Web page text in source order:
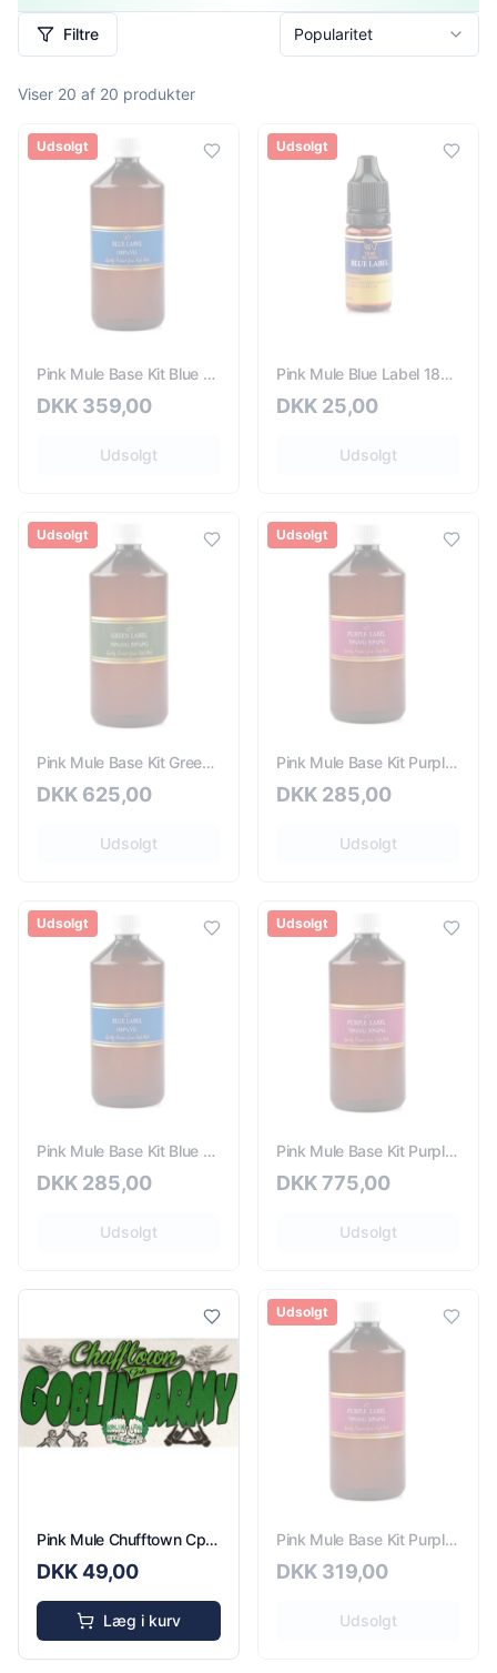
Filtre Popularitet
Viser 20 af 20 produkter
Udsolgt
Pink Mule Base Kit Blue Label 6mg - 330ml
DKK 359,00
Udsolgt
Udsolgt
Pink Mule Blue Label 18mg - 10ml
DKK 25,00
Udsolgt
Udsolgt
Pink Mule Base Kit Green Label 6mg - 660ml
DKK 625,00
Udsolgt
Udsolgt
Pink Mule Base Kit Purple Label 3mg - 410ml
DKK 285,00
Udsolgt
Udsolgt
Pink Mule Base Kit Blue Label 3mg - 410ml
DKK 285,00
Udsolgt
Udsolgt
Pink Mule Base Kit Purple Label 9mg - 500ml
DKK775,00
Udsolgt
Pink Mule Chufftown Cph Goblin Army - 10ml
DKK49,00
Læg i kurv
Udsolgt
Pink Mule Base Kit Purple Label 12mg - 80ml
DKK 319,00
Udsolgt